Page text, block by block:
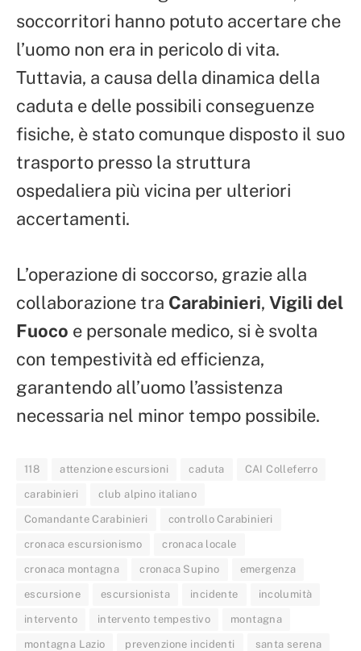
soccorritori hanno potuto accertare che
l’uomo non era in pericolo di vita.
Tuttavia, a causa della dinamica della
caduta e delle possibili conseguenze
fisiche, è stato comunque disposto il suo
trasporto presso la struttura
ospedaliera più vicina per ulteriori
accertamenti.
L’operazione di soccorso, grazie alla
collaborazione tra Carabinieri, Vigili del
Fuoco e personale medico, si è svolta
con tempestività ed efficienza,
garantendo all’uomo l’assistenza
necessaria nel minor tempo possibile.
118 attenzione escursioni caduta CAI Colleferro
carabinieri club alpino italiano
Comandante Carabinieri controllo Carabinieri
cronaca escursionismo cronaca locale
cronaca montagna cronaca Supino emergenza
escursione escursionista incidente incolumità
intervento intervento tempestivo montagna
montagna Lazio prevenzione incidenti santa serena